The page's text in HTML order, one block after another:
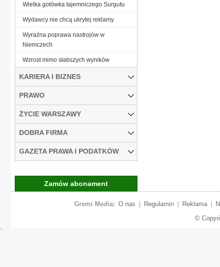
Wielka gotówka tajemniczego Surgutu
Wydawcy nie chcą ukrytej reklamy
Wyraźna poprawa nastrojów w
Niemczech
Wzrost mimo słabszych wyników
KARIERA I BIZNES
PRAWO
ŻYCIE WARSZAWY
DOBRA FIRMA
GAZETA PRAWA I PODATKÓW
Zamów abonament
Gremi Media: O nas Regulamin Reklama
©